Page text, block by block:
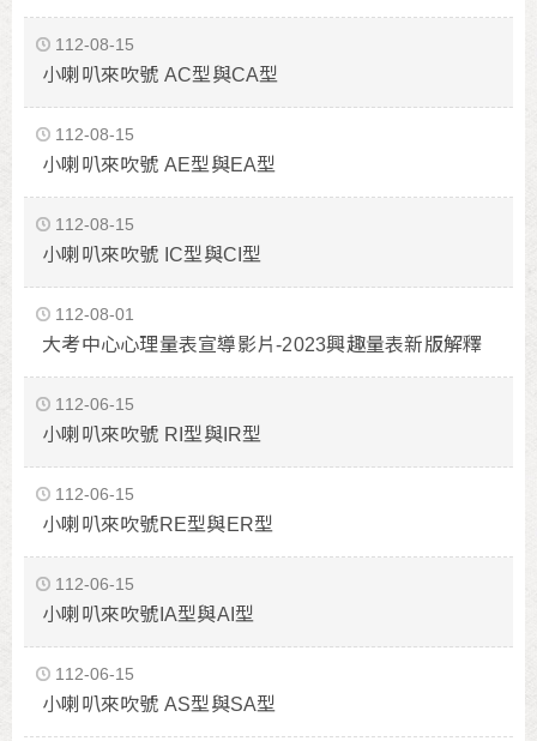
112-08-15
小喇叭來吹號 AC型與CA型
112-08-15
小喇叭來吹號 AE型與EA型
112-08-15
小喇叭來吹號 IC型與CI型
112-08-01
大考中心心理量表宣導影片-2023興趣量表新版解釋
112-06-15
小喇叭來吹號 RI型與IR型
112-06-15
小喇叭來吹號RE型與ER型
112-06-15
小喇叭來吹號IA型與AI型
112-06-15
小喇叭來吹號 AS型與SA型